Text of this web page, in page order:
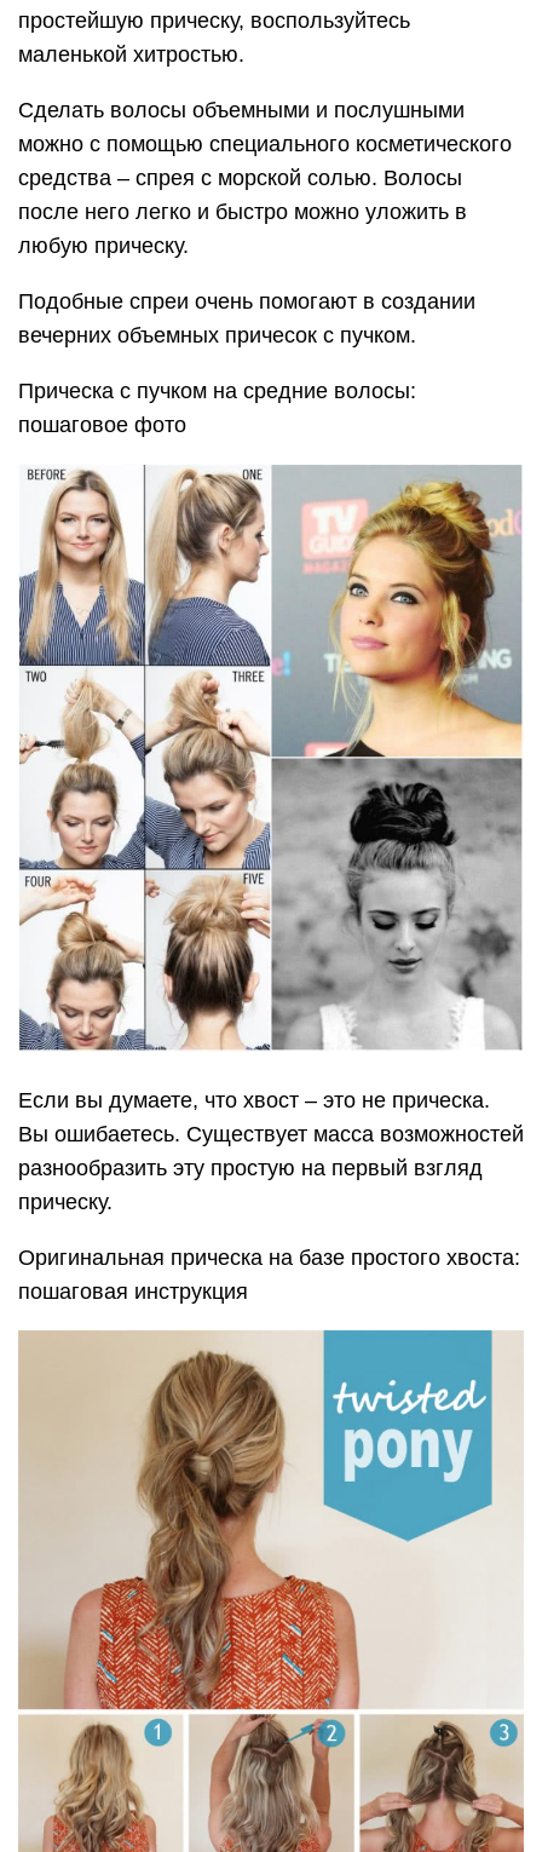
простейшую прическу, воспользуйтесь
маленькой хитростью.
Сделать волосы объемными и послушными
можно с помощью специального косметического
средства – спрея с морской солью. Волосы
после него легко и быстро можно уложить в
любую прическу.
Подобные спреи очень помогают в создании
вечерних объемных причесок с пучком.
Прическа с пучком на средние волосы:
пошаговое фото
Если вы думаете, что хвост – это не прическа.
Вы ошибаетесь. Существует масса возможностей
разнообразить эту простую на первый взгляд
прическу.
Оригинальная прическа на базе простого хвоста:
пошаговая инструкция